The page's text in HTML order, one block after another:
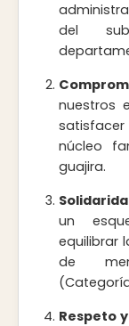
del
nuestros
núcleo
guajira.
un
equilibrar
de
Respeto